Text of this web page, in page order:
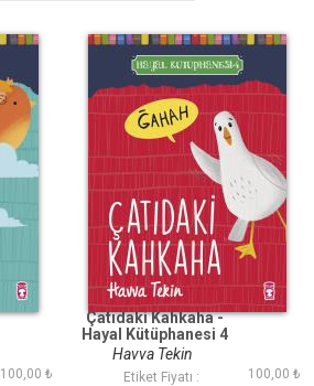
100,00 ₺
Çatıdaki Kahkaha -
Hayal Kütüphanesi 4
Havva Tekin
Etiket Fiyatı : 100,00 ₺